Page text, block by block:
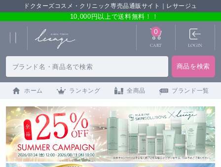
ドクターズコスメ・クリニック専売品通販サイト｜レサージュ
10,000円以上で送料無料！！
0
CART LOGIN
ホーム ランキング 全商品 ブランド一覧